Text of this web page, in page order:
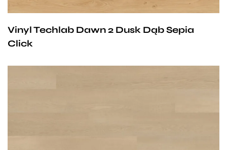
Vinyl Techlab Dawn 2 Dusk Dąb Sepia
Click